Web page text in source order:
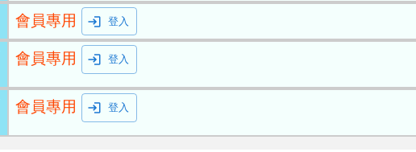
會員專用 登入
會員專用 登入
會員專用 登入